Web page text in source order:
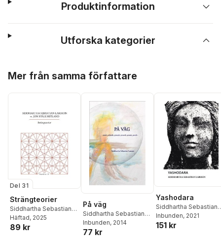
Produktinformation
Utforska kategorier
Mer från samma författare
Del 31
Strängteorier
Siddhartha Sebastian
Larsson ,Jon Ståle
Ritland
Häftad, 2025
89 kr
På väg
Siddhartha Sebastian
Larsson
Inbunden, 2014
77 kr
Yashodara
Siddhartha Sebastian
Larsson
Inbunden, 2021
151 kr